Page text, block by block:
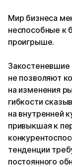
Мир бизнеса
неспособные к
проигрыше.
не позволяют
на изменения
гибкости
на внутренней
привыкшая к
тенденции
постоянного